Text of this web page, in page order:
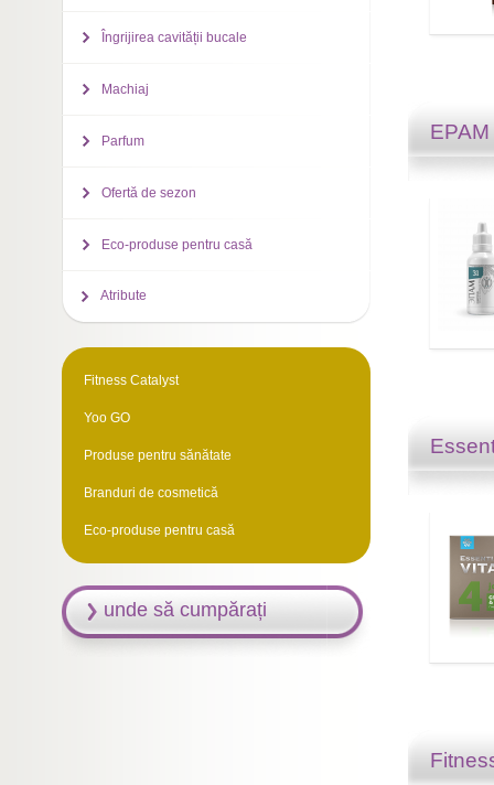
EPAM
Îngrijirea cavității bucale
Machiaj
Parfum
Ofertă de sezon
Eco-produse pentru casă
Atribute
Fitness Catalyst
Yoo GO
Produse pentru sănătate
Branduri de cosmetică
Eco-produse pentru casă
unde să cumpărați